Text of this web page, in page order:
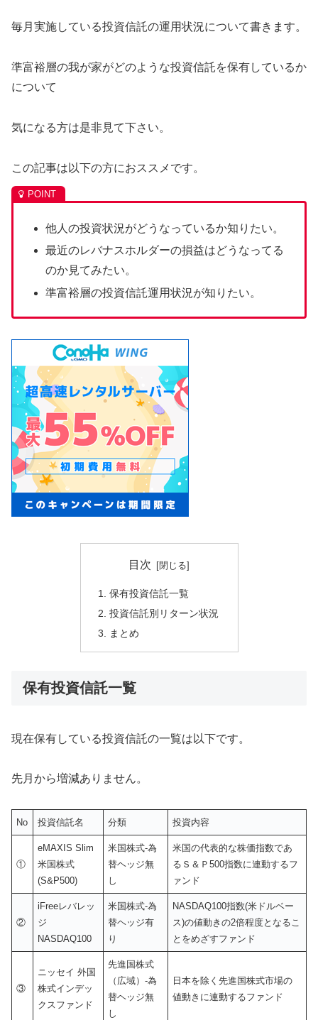
毎月実施している投資信託の運用状況について書きます。
準富裕層の我が家がどのような投資信託を保有しているか
について
気になる方は是非見て下さい。
この記事は以下の方におススメです。
他人の投資状況がどうなっているか知りたい。
最近のレバナスホルダーの損益はどうなってる
のか見てみたい。
準富裕層の投資信託運用状況が知りたい。
目次
保有投資信託一覧
投資信託別リターン状況
まとめ
保有投資信託一覧
現在保有している投資信託の一覧は以下です。
先月から増減ありません。
No 投資信託名 分類 投資内容
①
eMAXIS Slim
米国株式
(S&P500)
米国株式-為
替ヘッジ無
し
米国の代表的な株価指数であ
るＳ＆Ｐ500指数に連動するフ
ァンド
②
iFreeレバレッ
ジ
NASDAQ100
米国株式-為
替ヘッジ有
り
NASDAQ100指数(米ドルベー
ス)の値動きの2倍程度となるこ
とをめざすファンド
③
ニッセイ 外国
株式インデッ
クスファンド
先進国株式
（広域）-為
替ヘッジ無
し
日本を除く先進国株式市場の
値動きに連動するファンド